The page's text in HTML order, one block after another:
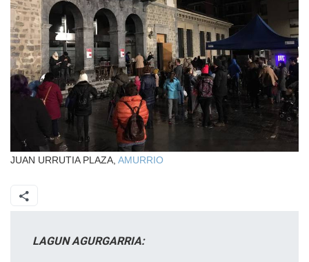
JUAN URRUTIA PLAZA, AMURRIO
LAGUN AGURGARRIA: